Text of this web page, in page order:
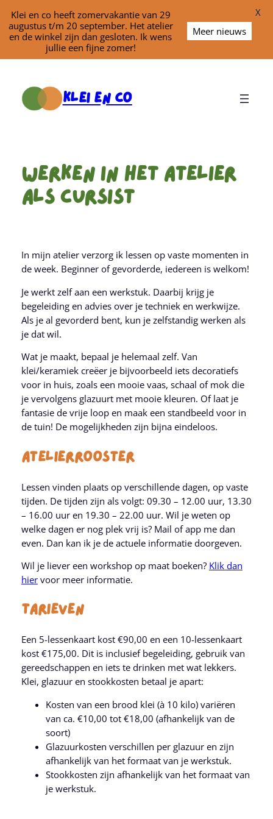
inhoud
Klei En Co
Werken In Het Atelier
Als Cursist
In mijn atelier verzorg ik lessen op vaste momenten in
de week. Beginner of gevorderde, iedereen is welkom!
Je werkt zelf aan een werkstuk. Daarbij krijg je
begeleiding en advies over je techniek en werkwijze.
Als je al gevorderd bent, kun je zelfstandig werken als
je dat wil.
Wat je maakt, bepaal je helemaal zelf. Van
klei/keramiek creëer je bijvoorbeeld iets decoratiefs
voor in huis, zoals een mooie vaas, schaal of mok die
je vervolgens glazuurt met mooie kleuren. Of laat je
fantasie de vrije loop en maak een standbeeld voor in
de tuin! De mogelijkheden zijn bijna eindeloos.
Atelierrooster
Lessen vinden plaats op verschillende dagen, op vaste
tijden. De tijden zijn als volgt: 09.30 – 12.00 uur, 13.30
– 16.00 uur en 19.30 – 22.00 uur. Wil je weten op
welke dagen er nog plek vrij is? Mail of app me dan
even. Dan kan ik je de actuele informatie doorgeven.
Wil je liever een workshop op maat boeken? Klik dan
hiervoor meer informatie.
Tarieven
Een 5-lessenkaart kost €90,00 en een 10-lessenkaart
kost €175,00. Dit is inclusief begeleiding, gebruik van
gereedschappen en iets te drinken met wat lekkers.
Klei, glazuur en stookkosten betaal je apart:
Kosten van een brood klei (à 10 kilo) variëren
van ca. €10,00 tot €18,00 (afhankelijk van de
soort)
Glazuurkosten verschillen per glazuur en zijn
afhankelijk van het formaat van je werkstuk.
Stookkosten zijn afhankelijk van het formaat van
je werkstuk.
Klei en co heeft zomervakantie van 29
augustus t/m 20 september. Het atelier
en de winkel zijn dan gesloten. Ik wens
jullie een fijne zomer!
Meer nieuws
X